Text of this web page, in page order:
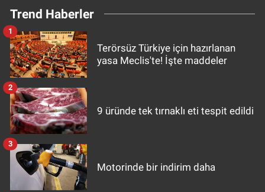
Trend Haberler
Terörsüz Türkiye için hazırlanan
yasa Meclis'te! İşte maddeler
1
9 üründe tek tırnaklı eti tespit edildi
2
Motorinde bir indirim daha
3